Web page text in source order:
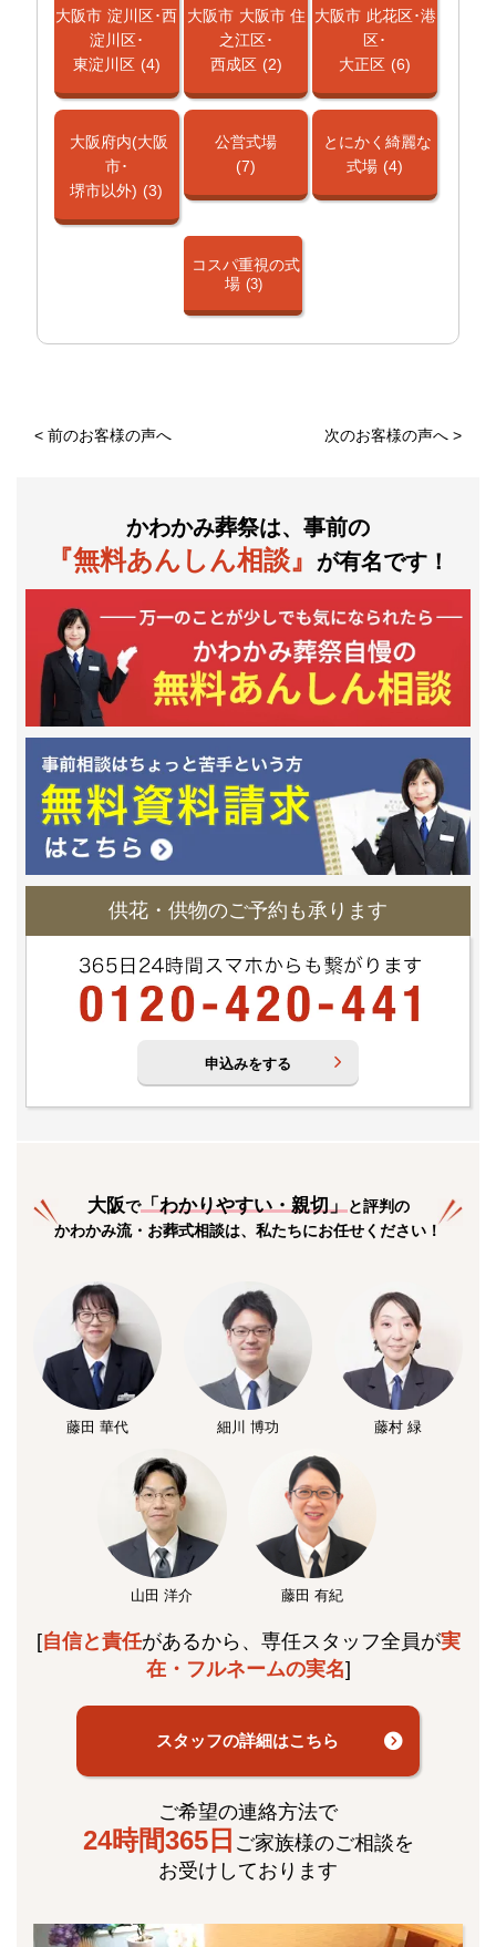
大阪市 淀川区･西
淀川区･
東淀川区 (4)
大阪市 大阪市 住
之江区･
西成区 (2)
大阪市 此花区･港
区･
大正区 (6)
大阪府内(大阪
市･
堺市以外) (3)
公営式場
(7)
とにかく綺麗な
式場 (4)
コスパ重視の式
場 (3)
<前のお客様の声へ 次のお客様の声へ>
かわかみ葬祭は、事前の
『無料あんしん相談』 が有名です！
供花・供物のご予約も承ります
申込みをする
大阪で「わかりやすい・親切」と評判の
かわかみ流・お葬式相談は、私たちにお任せください！
藤田 華代 細川 博功 藤村 緑
山田 洋介 藤田 有紀
[自信と責任があるから、専任スタッフ全員が実
在・フルネームの実名]
スタッフの詳細はこちら
ご希望の連絡方法で
24時間365日 ご家族様のご相談を
お受けしております